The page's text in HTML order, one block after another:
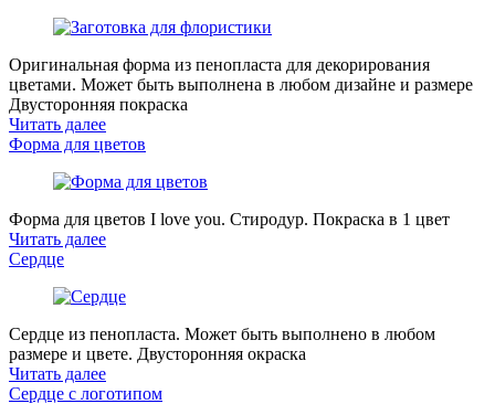
Оригинальная форма из пенопласта для декорирования
цветами. Может быть выполнена в любом дизайне и размере
Двусторонняя покраска
Читать далее
Форма для цветов
Форма для цветов I love you. Стиродур. Покраска в 1 цвет
Читать далее
Сердце
Сердце из пенопласта. Может быть выполнено в любом
размере и цвете. Двусторонняя окраска
Читать далее
Сердце с логотипом